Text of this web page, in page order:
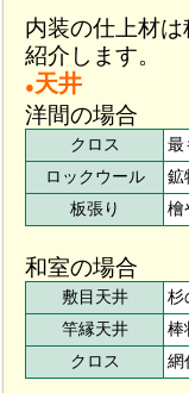
内装の仕上材
紹介します。
●天井
洋間の場合
クロス
最
ロックウール
鉱
板張り
檜
和室の場合
敷目天井
杉
竿縁天井
棒
クロス
網